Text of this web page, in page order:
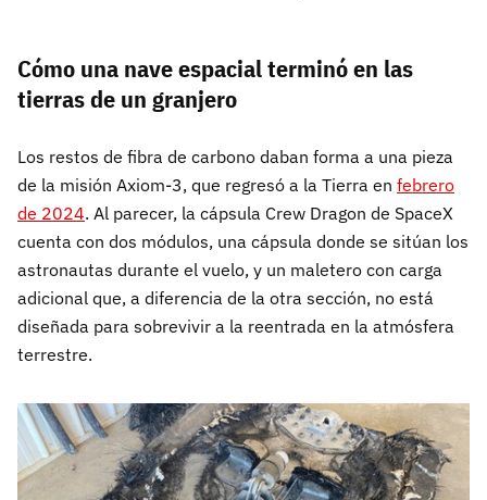
Cómo una nave espacial terminó en las
tierras de un granjero
Los restos de fibra de carbono daban forma a una pieza
de la misión Axiom-3, que regresó a la Tierra en febrero
de 2024. Al parecer, la cápsula Crew Dragon de SpaceX
cuenta con dos módulos, una cápsula donde se sitúan los
astronautas durante el vuelo, y un maletero con carga
adicional que, a diferencia de la otra sección, no está
diseñada para sobrevivir a la reentrada en la atmósfera
terrestre.